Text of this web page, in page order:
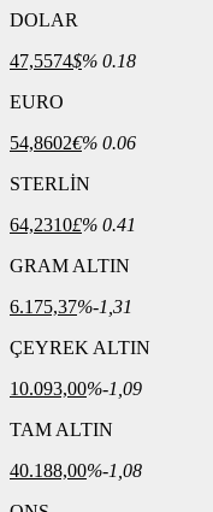
DOLAR
47,5574$% 0.18
EURO
54,8602€% 0.06
STERLİN
64,2310£% 0.41
GRAM ALTIN
6.175,37%-1,31
ÇEYREK ALTIN
10.093,00%-1,09
TAM ALTIN
40.188,00%-1,08